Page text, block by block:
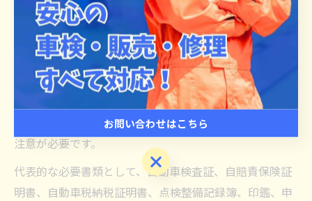
車検を持ち込みで行う場合、必要な書類を事前に徹底的
に確認することが、スムーズな手続きと費用削減の第一
歩です。書類不備があると、車検当日に受付できなかっ
たり、余計な手数料や時間が発生する原因となります。
特に、陸運局や軽自動車検査協会での車検持ち込みで
は、必要書類の内容が車種や用途によって異なる点にも
注意が必要です。
代表的な必要書類として、自動車検査証、自賠責保険証
明書、自動車税納税証明書、点検整備記録簿、印鑑、申
お問い合わせはこちら
お問い合わせはこちら